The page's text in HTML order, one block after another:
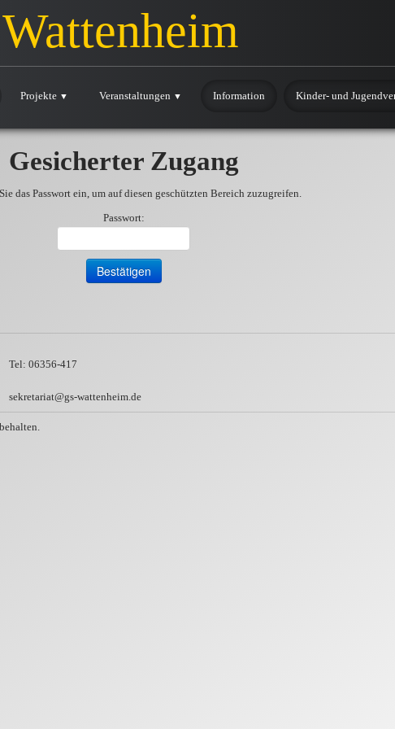
Wattenheim
Projekte ▼ Veranstaltungen ▼ Information Kinder- und
Gesicherter Zugang
das Passwort ein, um auf diesen geschützten Bereich zuzugreifen.
Passwort:
Tel: 06356-417
sekretariat@gs-wattenheim.de